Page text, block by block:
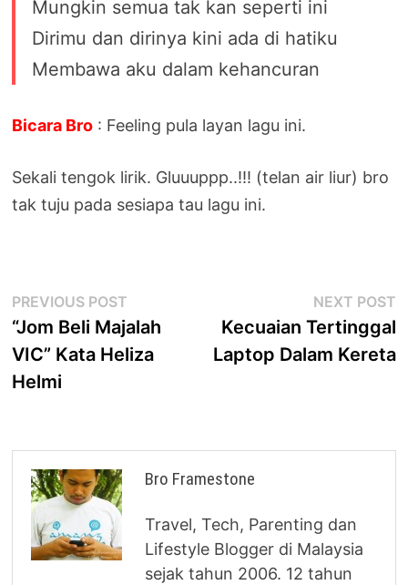
Mungkin semua tak kan seperti ini
Dirimu dan dirinya kini ada di hatiku
Membawa aku dalam kehancuran
Bicara Bro : Feeling pula layan lagu ini.
Sekali tengok lirik. Gluuuppp..!!! (telan air liur) bro
tak tuju pada sesiapa tau lagu ini.
Post
navigation
PREVIOUS POST
post:
“Jom Beli Majalah
VIC” Kata Heliza
Helmi
NEXT POST
Kecuaian Tertinggal
Laptop Dalam Kereta
Bro Framestone
Travel, Tech, Parenting dan
Lifestyle Blogger di Malaysia
sejak tahun 2006. 12 tahun